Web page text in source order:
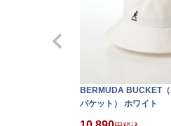
BERMUDA BUCKET
バケット） ホワイト